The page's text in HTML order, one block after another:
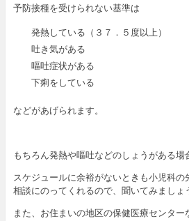
予防接種を受けられない基準は
発熱している（３７．５度以上）
吐き気がある
嘔吐症状がある
下痢をしている
などがあげられます。
もちろん発熱や嘔吐などのしょうがある場
スケジュールに余裕がないときも小児科の
相談にのってくれるので、聞いてみましょ
また、お住まいの地区の保健医療センター